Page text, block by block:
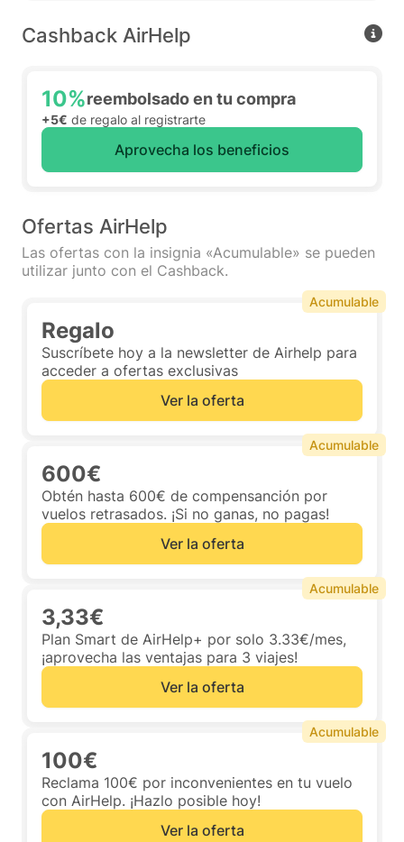
Cashback AirHelp
10%reembolsado en tu compra
+5€ de regalo al registrarte
Aprovecha los beneficios
Ofertas AirHelp
Las ofertas con la insignia «Acumulable» se pueden
utilizar junto con el Cashback.
Regalo
Suscríbete hoy a la newsletter de Airhelp para
acceder a ofertas exclusivas
Ver la oferta
Acumulable
600€
Obtén hasta 600€ de compensanción por
vuelos retrasados. ¡Si no ganas, no pagas!
Ver la oferta
Acumulable
3,33€
Plan Smart de AirHelp+ por solo 3.33€/mes,
¡aprovecha las ventajas para 3 viajes!
Ver la oferta
Acumulable
100€
Reclama 100€ por inconvenientes en tu vuelo
con AirHelp. ¡Hazlo posible hoy!
Ver la oferta
Acumulable